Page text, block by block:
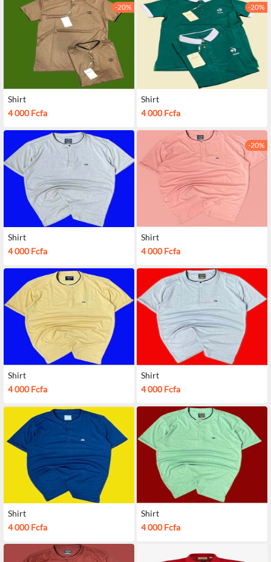
-20%
Shirt
4 000 Fcfa
-20%
Shirt
4 000 Fcfa
Shirt
4 000 Fcfa
-20%
Shirt
4 000 Fcfa
Shirt
4 000 Fcfa
Shirt
4 000 Fcfa
Shirt
4 000 Fcfa
Shirt
4 000 Fcfa